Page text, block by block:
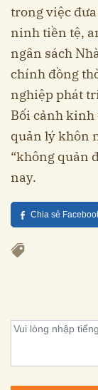
trong việc
ninh tiền tệ,
ngân sách
chính đồng
nghiệp phát
Bối cảnh kinh
quản lý khôn
“không quản
nay.
Chia sẻ